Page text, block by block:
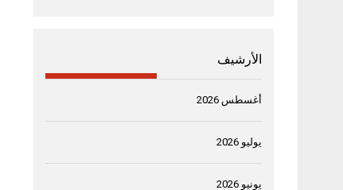
الأرشيف
أغسطس 2026
يوليو 2026
يونيو 2026